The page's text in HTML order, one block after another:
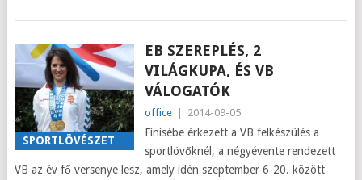
SPORTLÖVÉSZET
EB SZEREPLÉS, 2
VILÁGKUPA, ÉS VB
VÁLOGATÓK
office 2014-09-05
Finisébe érkezett a VB felkészülés a
sportlövőknél, a négyévente rendezett
VB az év fő versenye lesz, amely idén szeptember 6-20. között